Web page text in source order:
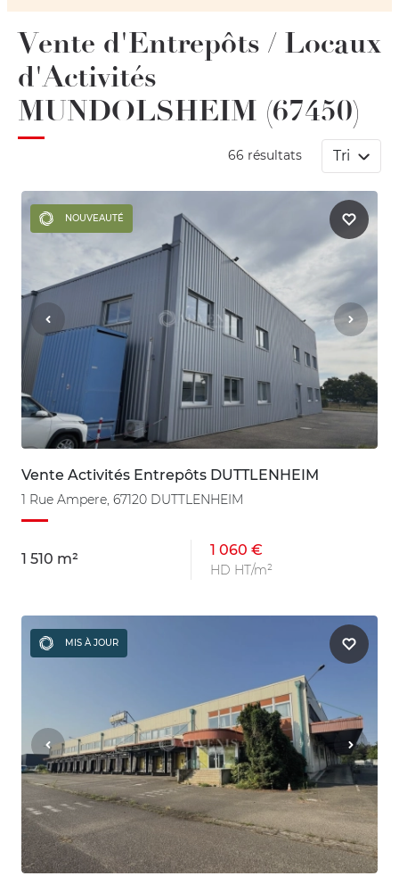
Vente d'Entrepôts / Locaux
d'Activités
MUNDOLSHEIM (67450)
66 résultats Tri
NOUVEAUTÉ
Vente Activités Entrepôts DUTTLENHEIM
1 Rue Ampere, 67120 DUTTLENHEIM
1 510 m²
1 060 €
HD HT/m²
MIS À JOUR